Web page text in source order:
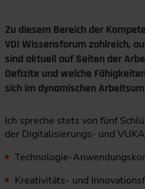
Zu diesem Bereich der
VDI Wissensforum zahlreich,
sind aktuell auf Seiten der
Defizite und welche
sich im dynamischen
Ich spreche stets von fünf
der Digitalisierungs- und
Technologie-
Kreativitäts- und